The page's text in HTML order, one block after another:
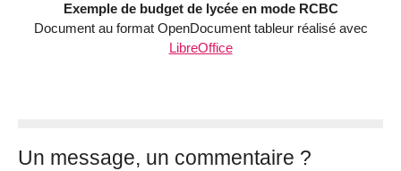
Exemple de budget de lycée en mode RCBC
Document au format OpenDocument tableur réalisé avec
LibreOffice
Un message, un commentaire ?